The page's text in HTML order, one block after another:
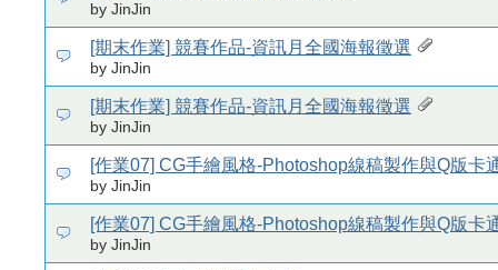
by JinJin
[期末作業] 競賽作品-資訊月全國海報徵選
by JinJin
[期末作業] 競賽作品-資訊月全國海報徵選
by JinJin
[作業07] CG手繪風格-Photoshop線稿製作與Q版卡
by JinJin
[作業07] CG手繪風格-Photoshop線稿製作與Q版卡
by JinJin